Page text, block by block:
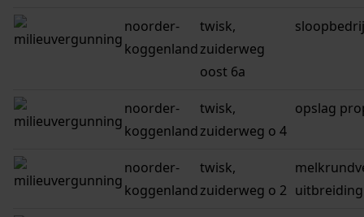
noorder-
koggenland
twisk,
zuiderweg
oost 6a
noorder-
koggenland
twisk,
zuiderweg o 4
opslag
noorder-
koggenland
twisk,
zuiderweg o 2 uitbreiding